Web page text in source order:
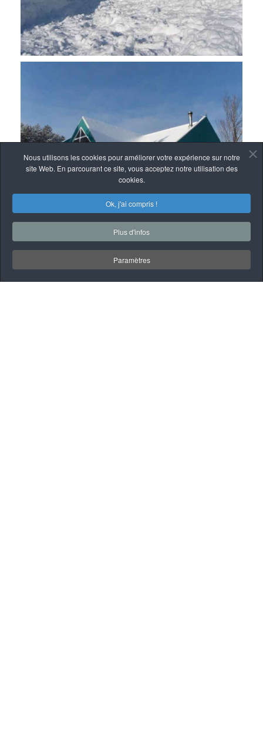
Nous utilisons les cookies pour améliorer votre expérience sur notre
site Web. En parcourant ce site, vous acceptez notre utilisation des
cookies.
Ok, j'ai compris !
Plus d'infos
Paramètres